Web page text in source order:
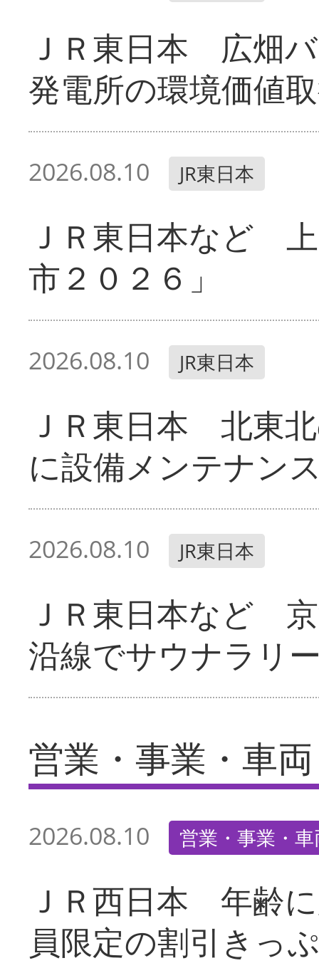
ＪＲ東日本 広畑
発電所の環境価値
2026.08.10 JR東日本
ＪＲ東日本など
市２０２６」
2026.08.10 JR東日本
ＪＲ東日本 北東
に設備メンテナン
2026.08.10 JR東日本
ＪＲ東日本など
沿線でサウナラリ
営業・事業・車両
2026.08.10 営業・事業・
ＪＲ西日本 年齢
員限定の割引きっ